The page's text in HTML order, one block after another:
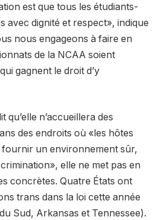
est que tous les étudiants-
avec dignité et respect», indique
nous engageons à faire en
de la NCAA soient
gagnent le droit d’y
qu’elle n’accueillera des
des endroits où «les hôtes
fournir un environnement sûr,
elle ne met pas en
concrètes. Quatre États ont
trans dans la loi cette année
Sud, Arkansas et Tennessee).